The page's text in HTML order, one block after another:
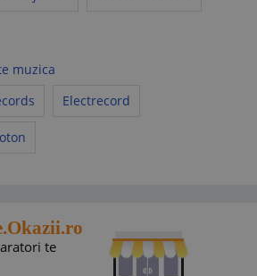
muzica
Electrecord
te